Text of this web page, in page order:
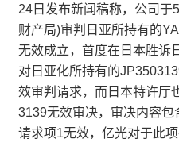
24日发布新闻稿称，公司于
财产局)审判日亚所持有的
无效成立，首度在日本胜诉
对日亚化所持有的
效审判请求，而日本特许厅
3139无效审决，审决内容
请求项1无效，亿光对于此